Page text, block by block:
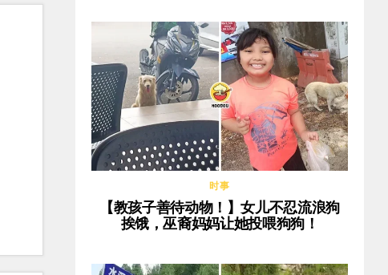
时事
【教孩子善待动物！】女儿不忍流浪狗
挨饿，巫裔妈妈让她投喂狗狗！